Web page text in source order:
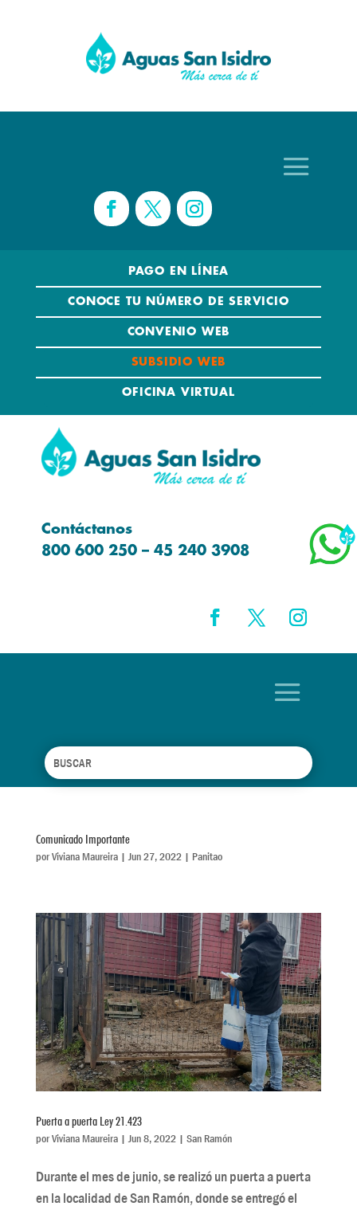
PAGO EN LÍNEA
CONOCE TU NÚMERO DE SERVICIO
CONVENIO WEB
SUBSIDIO WEB
OFICINA VIRTUAL
Contáctanos
800 600 250 – 45 240 3908
Comunicado Importante
porViviana Maureira|Jun 27, 2022| Panitao
Puerta a puerta Ley 21.423
porViviana Maureira|Jun 8, 2022| San Ramón
Durante el mes de junio, se realizó un puerta a puerta
en la localidad de San Ramón, donde se entregó el